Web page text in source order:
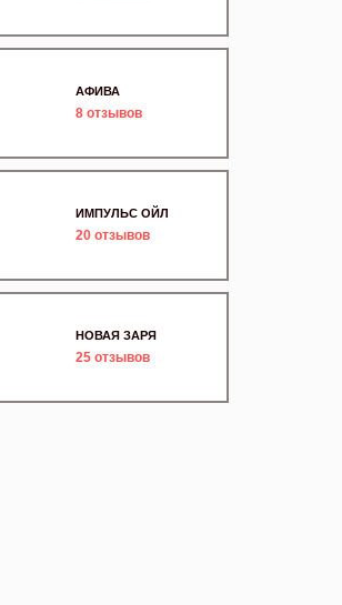
АФИВА
8 отзывов
ИМПУЛЬС ОЙЛ
20 отзывов
НОВАЯ ЗАРЯ
25 отзывов